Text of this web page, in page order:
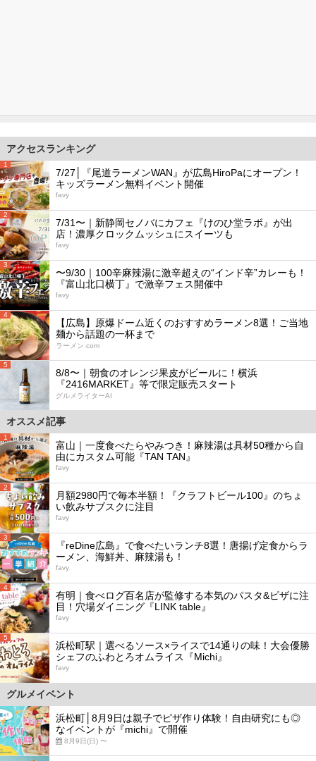
アクセスランキング
1
7/27│『尾道ラーメンWAN』が広島HiroPaにオープン！
キッズラーメン無料イベント開催
favy
2
7/31〜｜新静岡セノバにカフェ『けのひ堂ラボ』が出
店！濃厚クロックムッシュにスイーツも
favy
3
〜9/30｜100辛麻辣湯に激辛超えの“インド辛”カレーも！
『富山北口横丁』で激辛フェス開催中
favy
4
【広島】原爆ドーム近くのおすすめラーメン8選！ご当地
麺から話題の一杯まで
ラーメン.com
5
8/8〜｜朝食のオレンジ果皮がビールに！横浜
『2416MARKET』等で限定販売スタート
グルメライターAI
オススメ記事
1
富山｜一度食べたらやみつき！麻辣湯は具材50種から自
由にカスタム可能『TAN TAN』
favy
2
月額2980円で毎本半額！『クラフトビール100』のちょ
い飲みサブスクに注目
favy
3
『reDine広島』で食べたいランチ8選！唐揚げ定食からラ
ーメン、海鮮丼、麻辣湯も！
favy
4
有明｜食べログ百名店が監修する本気のパスタ&ピザに注
目！穴場ダイニング『LINK table』
favy
5
浜松町駅｜選べるソース×ライスで14通りの味！大会優勝
シェフのふわとろオムライス『Michi』
favy
グルメイベント
浜松町│8月9日は親子でピザ作り体験！自由研究にも◎
なイベントが『michi』で開催
8月9日(日) 〜